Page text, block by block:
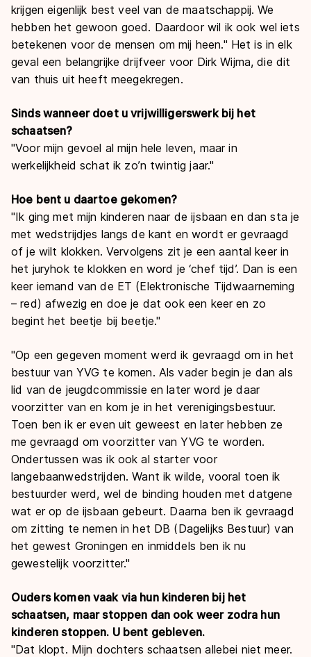
krijgen eigenlijk best veel van de maatschappij. We
hebben het gewoon goed. Daardoor wil ik ook wel iets
betekenen voor de mensen om mij heen." Het is in elk
geval een belangrijke drijfveer voor Dirk Wijma, die dit
van thuis uit heeft meegekregen.
Sinds wanneer doet u vrijwilligerswerk bij het
schaatsen?
"Voor mijn gevoel al mijn hele leven, maar in
werkelijkheid schat ik zo’n twintig jaar."
Hoe bent u daartoe gekomen?
"Ik ging met mijn kinderen naar de ijsbaan en dan sta je
met wedstrijdjes langs de kant en wordt er gevraagd
of je wilt klokken. Vervolgens zit je een aantal keer in
het juryhok te klokken en word je ‘chef tijd’. Dan is een
keer iemand van de ET (Elektronische Tijdwaarneming
– red) afwezig en doe je dat ook een keer en zo
begint het beetje bij beetje."
"Op een gegeven moment werd ik gevraagd om in het
bestuur van YVG te komen. Als vader begin je dan als
lid van de jeugdcommissie en later word je daar
voorzitter van en kom je in het verenigingsbestuur.
Toen ben ik er even uit geweest en later hebben ze
me gevraagd om voorzitter van YVG te worden.
Ondertussen was ik ook al starter voor
langebaanwedstrijden. Want ik wilde, vooral toen ik
bestuurder werd, wel de binding houden met datgene
wat er op de ijsbaan gebeurt. Daarna ben ik gevraagd
om zitting te nemen in het DB (Dagelijks Bestuur) van
het gewest Groningen en inmiddels ben ik nu
gewestelijk voorzitter."
Ouders komen vaak via hun kinderen bij het
schaatsen, maar stoppen dan ook weer zodra hun
kinderen stoppen. U bent gebleven.
"Dat klopt. Mijn dochters schaatsen allebei niet meer.